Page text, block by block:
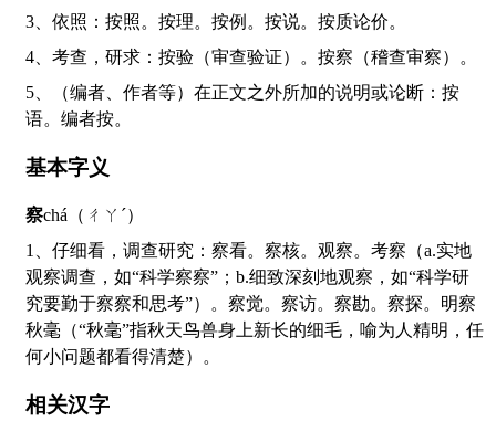
3、依照：按照。按理。按例。按说。按质论价。
4、考查，研求：按验（审查验证）。按察（稽查审察）。
5、（编者、作者等）在正文之外所加的说明或论断：按
语。编者按。
基本字义
察chá（ㄔㄚˊ）
1、仔细看，调查研究：察看。察核。观察。考察（a.实地
观察调查，如“科学察察”；b.细致深刻地观察，如“科学研
究要勤于察察和思考”）。察觉。察访。察勘。察探。明察
秋毫（“秋毫”指秋天鸟兽身上新长的细毛，喻为人精明，任
何小问题都看得清楚）。
相关汉字